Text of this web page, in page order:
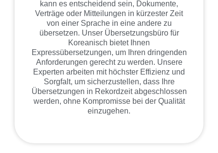
kann es entscheidend sein, Dokumente,
Verträge oder Mitteilungen in kürzester Zeit
von einer Sprache in eine andere zu
übersetzen. Unser Übersetzungsbüro für
Koreanisch bietet Ihnen
Expressübersetzungen, um Ihren dringenden
Anforderungen gerecht zu werden. Unsere
Experten arbeiten mit höchster Effizienz und
Sorgfalt, um sicherzustellen, dass Ihre
Übersetzungen in Rekordzeit abgeschlossen
werden, ohne Kompromisse bei der Qualität
einzugehen.